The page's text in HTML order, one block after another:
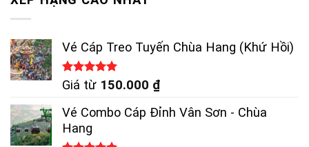
Vé Cáp Treo Tuyến Chùa Hang (Khứ Hồi)
Được xếp
5 sao
Giá từ 150.000 ₫
Vé Combo Cáp Đỉnh Vân Sơn - Chùa
Hang